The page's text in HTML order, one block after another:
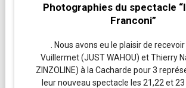
Photographies du spectacle
Franconi”
. Nous avons eu le plaisir de
Vuillermet (JUST WAHOU) et Thierry
ZINZOLINE) à la Cacharde pour 3
leur nouveau spectacle les 21,22 et